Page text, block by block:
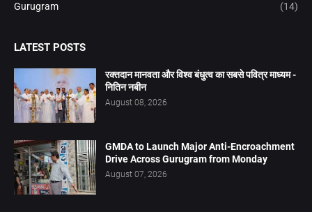
Gurugram (14)
LATEST POSTS
रक्तदान मानवता और विश्व बंधुत्व का सबसे पवित्र माध्यम -
नितिन नबीन
August 08, 2026
GMDA to Launch Major Anti-Encroachment
Drive Across Gurugram from Monday
August 07, 2026